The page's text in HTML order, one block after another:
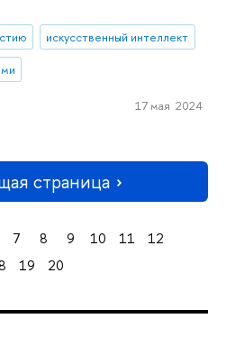
искусственный интеллект
17 мая 2024
страница
7 8 9 10 11
12
19 20